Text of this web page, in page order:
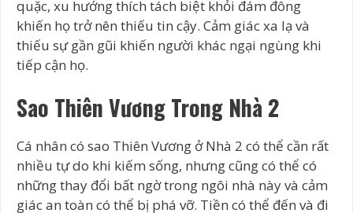
quặc, xu hướng thích tách biệt khỏi đám đông
khiến họ trở nên thiếu tin cậy. Cảm giác xa lạ và
thiếu sự gần gũi khiến người khác ngại ngùng khi
tiếp cận họ.
Sao Thiên Vương Trong Nhà 2
Cá nhân có sao Thiên Vương ở Nhà 2 có thể cần rất
nhiều tự do khi kiếm sống, nhưng cũng có thể có
những thay đổi bất ngờ trong ngôi nhà này và cảm
giác an toàn có thể bị phá vỡ. Tiền có thể đến và đi